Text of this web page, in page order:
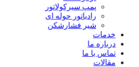
پمپ سیرکولاتور
رادیاتور حوله ای
شیر فشارشکن
خدمات
درباره ما
تماس با ما
مقالات